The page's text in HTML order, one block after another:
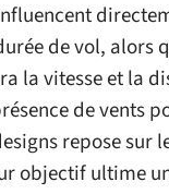
de vol, alors
la vitesse et la
de vents
repose sur
objectif ultime